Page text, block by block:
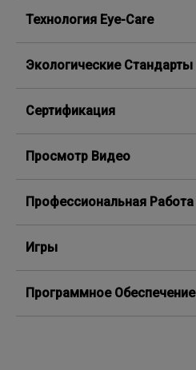
Технология Eye-Care
Экологические Стандарты
Сертификация
Просмотр Видео
Профессиональная Работа
Игры
Программное Обеспечение